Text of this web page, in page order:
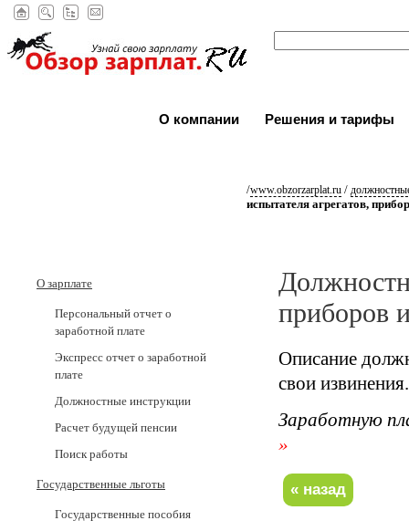
О компании Решения и тарифы
/www.obzorzarplat.ru /
испытателя агрегатов,
О зарплате
Персональный отчет о
заработной плате
Экспресс отчет о заработной
плате
Должностные инструкции
Расчет будущей пенсии
Поиск работы
Государственные льготы
Государственные пособия
приборов
Описание
свои извинения.
Заработную
»